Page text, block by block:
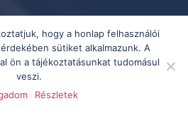
hogy a honlap felhasználói
sütiket alkalmazunk. A
ön a tájékoztatásunkat tudomásul
veszi.
Részletek